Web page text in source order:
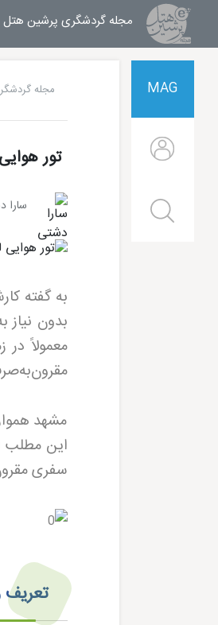
مجله گردشگری پرشین هتل
MAG مجله
تور
سارا
به گفته
بدون نیاز
معمولاً
مشهد
این مطلب
سفری